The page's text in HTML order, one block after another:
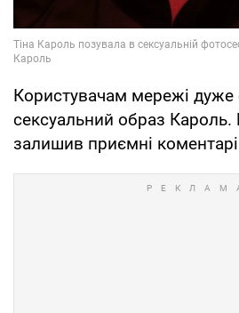
Користувачам мережі дуже
сексуальний образ Кароль.
залишив приємні коментарі